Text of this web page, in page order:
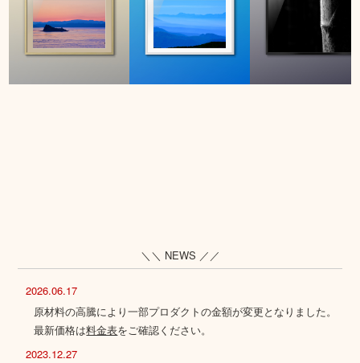
＼＼ NEWS ／／
2026.06.17
原材料の高騰により一部プロダクトの金額が変更となりました。
最新価格は料金表をご確認ください。
2023.12.27